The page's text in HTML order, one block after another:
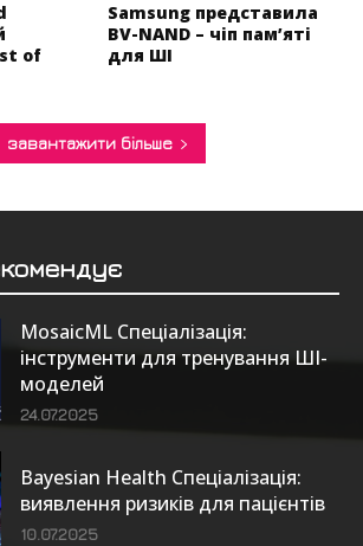
of
Samsung представила
BV-NAND – чіп пам’яті
для ШІ
завантажити більше
MosaicML Спеціалізація:
інструменти для тренування ШІ-
моделей
24.07.2025
Bayesian Health Спеціалізація:
виявлення ризиків для пацієнтів
10.07.2025